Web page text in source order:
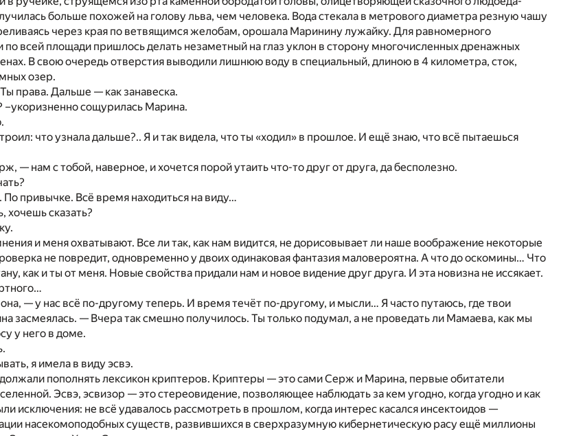
больше похожей на голову льва, чем человека. Вода стекала в метрового диаметра резную чашу
через края по ветвящимся желобам, орошала Маринину лужайку. Для равномерного
по всей площади пришлось делать незаметный на глаз уклон в сторону многочисленных дренажных
В свою очередь отверстия выводили лишнюю воду в специальный, длиною в 4 километра, сток,
озер.
права. Дальше — как занавеска.
сощурилась Марина.
что узнала дальше?.. Я и так видела, что ты «ходил» в прошлое. И ещё знаю, что всё пытаешься
— нам с тобой, наверное, и хочется порой утаить что-то друг от друга, да бесполезно.
привычке. Всё время находиться на виду…
сказать?
и меня охватывают. Все ли так, как нам видится, не дорисовывает ли наше воображение некоторые
не повредит, одновременно у двоих одинаковая фантазия маловероятна. А что до оскомины… Что
как и ты от меня. Новые свойства придали нам и новое видение друг друга. И эта новизна не иссякает.
— у нас всё по-другому теперь. И время течёт по-другому, и мысли… Я часто путаюсь, где твои
засмеялась. — Вчера так смешно получилось. Ты только подумал, а не проведать ли Мамаева, как мы
у него в доме.
я имела в виду эсвэ.
пополнять лексикон криптеров. Криптеры — это сами Серж и Марина, первые обитатели
Эсвэ, эсвизор — это стереовидение, позволяющее наблюдать за кем угодно, когда угодно и как
исключения: не всё удавалось рассмотреть в прошлом, когда интерес касался инсектоидов —
насекомоподобных существ, развившихся в сверхразумную кибернетическую расу ещё миллионы